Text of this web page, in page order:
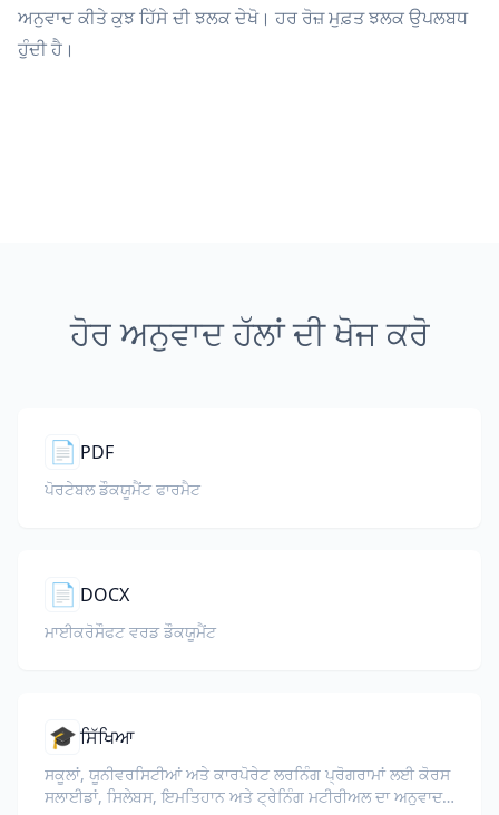
ਅਨੁਵਾਦ ਕੀਤੇ ਕੁਝ ਹਿੱਸੇ ਦੀ ਝਲਕ ਦੇਖੋ। ਹਰ ਰੋਜ਼ ਮੁਫ਼ਤ ਝਲਕ ਉਪਲਬਧ
ਹੁੰਦੀ ਹੈ।
ਹੋਰ ਅਨੁਵਾਦ ਹੱਲਾਂ ਦੀ ਖੋਜ ਕਰੋ
📄 PDF
ਪੋਰਟੇਬਲ ਡੌਕਯੂਮੈਂਟ ਫਾਰਮੈਟ
📄 DOCX
ਮਾਈਕਰੋਸੌਫਟ ਵਰਡ ਡੌਕਯੂਮੈਂਟ
🎓ਸਿੱਖਿਆ
ਸਕੂਲਾਂ, ਯੂਨੀਵਰਸਿਟੀਆਂ ਅਤੇ ਕਾਰਪੋਰੇਟ ਲਰਨਿੰਗ ਪ੍ਰੋਗਰਾਮਾਂ ਲਈ ਕੋਰਸ
ਸਲਾਈਡਾਂ, ਸਿਲੇਬਸ, ਇਮਤਿਹਾਨ ਅਤੇ ਟ੍ਰੇਨਿੰਗ ਮਟੀਰੀਅਲ ਦਾ ਅਨੁਵਾਦ